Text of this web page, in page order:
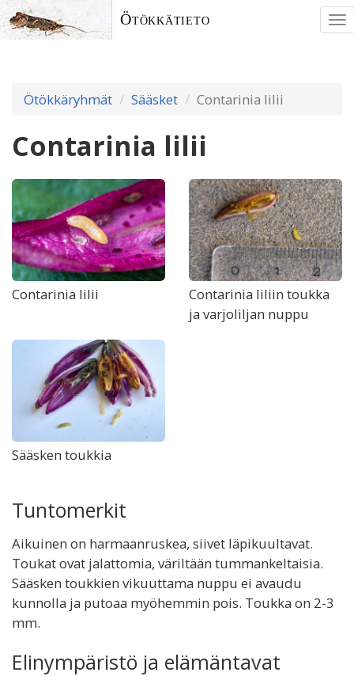
Ötökkätieto
Ötökkäryhmät Sääsket Contarinia lilii
Contarinia lilii
Contarinia lilii
Contarinia liliin toukka
ja varjoliljan nuppu
Sääsken toukkia
Tuntomerkit
Aikuinen on harmaanruskea, siivet läpikuultavat.
Toukat ovat jalattomia, väriltään tummankeltaisia.
Sääsken toukkien vikuuttama nuppu ei avaudu
kunnolla ja putoaa myöhemmin pois. Toukka on 2-3
mm.
Elinympäristö ja elämäntavat